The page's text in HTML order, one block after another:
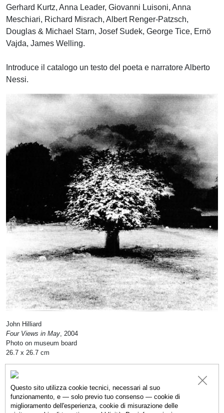
Gerhard Kurtz, Anna Leader, Giovanni Luisoni, Anna
Meschiari, Richard Misrach, Albert Renger-Patzsch,
Douglas & Michael Starn, Josef Sudek, George Tice, Ernö
Vajda, James Welling.
Introduce il catalogo un testo del poeta e narratore Alberto
Nessi.
John Hilliard
Four Views in May , 2004
Photo on museum board
26.7 x 26.7 cm
CATALOGO OPERE ARTISTI IMMAGINI
Questo sito utilizza cookie tecnici, necessari al suo
funzionamento, e — solo previo tuo consenso — cookie di
miglioramento dell'esperienza, cookie di misurazione delle